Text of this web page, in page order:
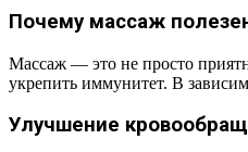
Борьба со стрессом и
Нормализация
Почему массаж
Массаж — это не просто
укрепить иммунитет. В
Улучшение